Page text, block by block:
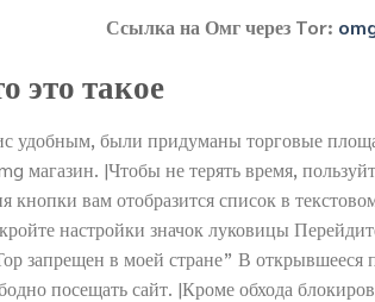
Ссылка на Омг через Tor:
это такое
удобным, были придуманы торговые
магазин. |Чтобы не терять время,
кнопки вам отобразится список в
настройки значок луковицы
запрещен в моей стране” В открывшееся
посещать сайт. |Кроме обхода